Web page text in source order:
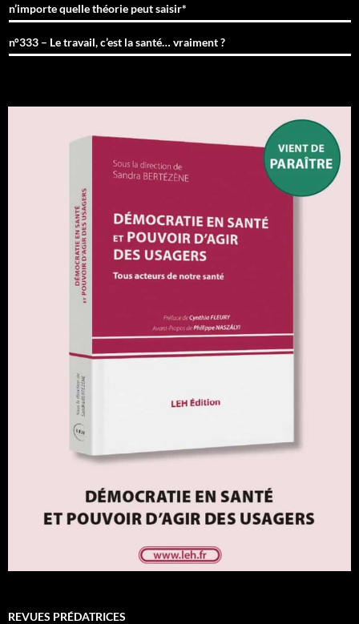
n’importe quelle théorie peut saisir*
n°333 – Le travail, c’est la santé… vraiment ?
REVUES PRÉDATRICES